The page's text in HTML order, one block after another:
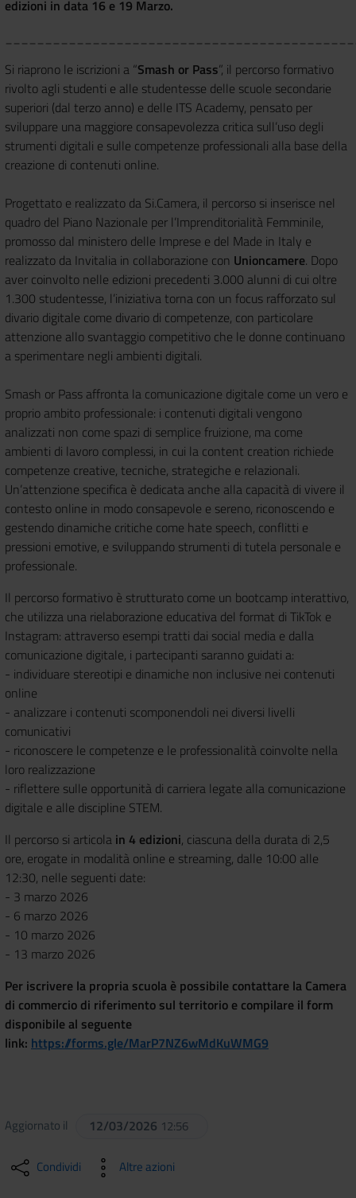
edizioni in data 16 e 19 Marzo.
Si riaprono le iscrizioni a “Smash or Pass”, il percorso formativo
rivolto agli studenti e alle studentesse delle scuole secondarie
superiori (dal terzo anno) e delle ITS Academy, pensato per
sviluppare una maggiore consapevolezza critica sull’uso degli
strumenti digitali e sulle competenze professionali alla base della
creazione di contenuti online.
Progettato e realizzato da Si.Camera, il percorso si inserisce nel
quadro del Piano Nazionale per l’Imprenditorialità Femminile,
promosso dal ministero delle Imprese e del Made in Italy e
realizzato da Invitalia in collaborazione con Unioncamere. Dopo
aver coinvolto nelle edizioni precedenti 3.000 alunni di cui oltre
1.300 studentesse, l’iniziativa torna con un focus rafforzato sul
divario digitale come divario di competenze, con particolare
attenzione allo svantaggio competitivo che le donne continuano
a sperimentare negli ambienti digitali.
Smash or Pass affronta la comunicazione digitale come un vero e
proprio ambito professionale: i contenuti digitali vengono
analizzati non come spazi di semplice fruizione, ma come
ambienti di lavoro complessi, in cui la content creation richiede
competenze creative, tecniche, strategiche e relazionali.
Un’attenzione specifica è dedicata anche alla capacità di vivere il
contesto online in modo consapevole e sereno, riconoscendo e
gestendo dinamiche critiche come hate speech, conflitti e
pressioni emotive, e sviluppando strumenti di tutela personale e
professionale.
Il percorso formativo è strutturato come un bootcamp interattivo,
che utilizza una rielaborazione educativa del format di TikTok e
Instagram: attraverso esempi tratti dai social media e dalla
comunicazione digitale, i partecipanti saranno guidati a:
- individuare stereotipi e dinamiche non inclusive nei contenuti
online
- analizzare i contenuti scomponendoli nei diversi livelli
comunicativi
- riconoscere le competenze e le professionalità coinvolte nella
loro realizzazione
- riflettere sulle opportunità di carriera legate alla comunicazione
digitale e alle discipline STEM.
Il percorso si articola in 4 edizioni, ciascuna della durata di 2,5
ore, erogate in modalità online e streaming, dalle 10:00 alle
12:30, nelle seguenti date:
- 3 marzo 2026
- 6 marzo 2026
- 10 marzo 2026
- 13 marzo 2026
Per iscrivere la propria scuola è possibile contattare la Camera
di commercio di riferimento sul territorio e compilare il form
disponibile al seguente
link: https://forms.gle/MarP7NZ6wMdKuWMG9
Aggiornato il 12/03/2026 12:56
Condividi Altre azioni